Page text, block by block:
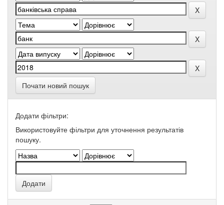
Почати новий пошук
Додати фільтри:
Використовуйте фільтри для уточнення результатів
пошуку.